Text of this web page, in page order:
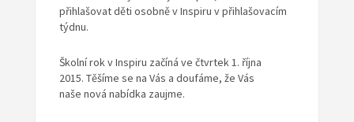
přihlašovat děti osobně v Inspiru v přihlašovacím
týdnu.
Školní rok v Inspiru začíná ve čtvrtek 1. října
2015. Těšíme se na Vás a doufáme, že Vás
naše nová nabídka zaujme.